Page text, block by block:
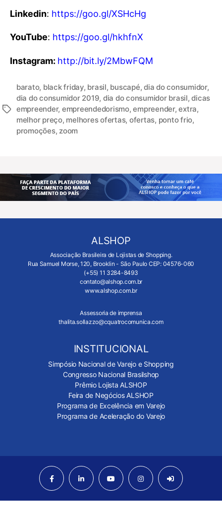
Linkedin: https://goo.gl/XSHcHg
YouTube: https://goo.gl/hkhfnX
Instagram: http://bit.ly/2MbwFQM
barato, black friday, brasil, buscapé,dia do consumidor,
dia do consumidor 2019, dia do consumidor brasil,dicas
empreender, empreendedorismo,empreender,extra,
melhor preço, melhores ofertas, ofertas, ponto frio,
promoções, zoom
ALSHOP
Associação Brasileira de Lojistas de Shopping.
Rua Samuel Morse, 120, Brooklin - São Paulo CEP: 04576-060
(+55) 11 3284-8493
contato@alshop.com.br
www.alshop.com.br
Assessoria de imprensa
thalita.sollazzo@cquatrocomunica.com
INSTITUCIONAL
Simpósio Nacional de Varejo e Shopping
Congresso Nacional Brasilshop
Prêmio Lojista ALSHOP
Feira de Negócios ALSHOP
Programa de Excelência em Varejo
Programa de Aceleração do Varejo